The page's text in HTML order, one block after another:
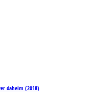
daheim (2018)